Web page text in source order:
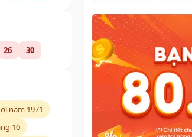
26 30
năm 1971
10